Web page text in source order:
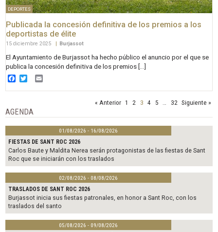
DEPORTES
Publicada la concesión definitiva de los premios a los
deportistas de élite
15 diciembre 2025 | Burjassot
El Ayuntamiento de Burjassot ha hecho público el anuncio por el que se
publica la concesión definitiva de los premios […]
Facebook
Twitter
« Anterior 1 2 3 4 5 32 Siguiente »
AGENDA
01/08/2026 - 16/08/2026
FIESTAS DE SANT ROC 2026
Carlos Baute y Maldita Nerea serán protagonistas de las fiestas de Sant
Roc que se iniciarán con los traslados
02/08/2026 - 08/08/2026
TRASLADOS DE SANT ROC 2026
Burjassot inicia sus fiestas patronales, en honor a Sant Roc, con los
traslados del santo
05/08/2026 - 09/08/2026